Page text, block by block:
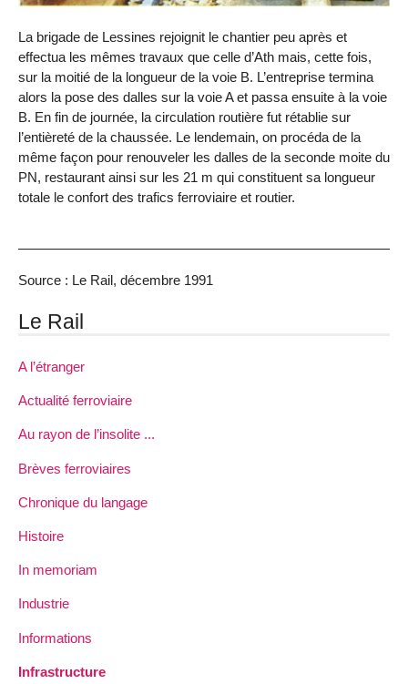
La brigade de Lessines rejoignit le chantier peu après et
effectua les mêmes travaux que celle d’Ath mais, cette fois,
sur la moitié de la longueur de la voie B. L’entreprise termina
alors la pose des dalles sur la voie A et passa ensuite à la voie
B. En fin de journée, la circulation routière fut rétablie sur
l’entièreté de la chaussée. Le lendemain, on procéda de la
même façon pour renouveler les dalles de la seconde moite du
PN, restaurant ainsi sur les 21 m qui constituent sa longueur
totale le confort des trafics ferroviaire et routier.
Source : Le Rail, décembre 1991
Le Rail
A l’étranger
Actualité ferroviaire
Au rayon de l’insolite ...
Brèves ferroviaires
Chronique du langage
Histoire
In memoriam
Industrie
Informations
Infrastructure